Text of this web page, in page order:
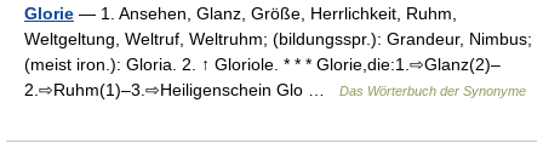
Glorie — 1. Ansehen, Glanz, Größe, Herrlichkeit, Ruhm,
Weltgeltung, Weltruf, Weltruhm; (bildungsspr.): Grandeur, Nimbus;
(meist iron.): Gloria. 2. ↑ Gloriole. * * * Glorie,die:1.⇨Glanz(2)–
2.⇨Ruhm(1)–3.⇨Heiligenschein Glo …
Das Wörterbuch der Synonyme